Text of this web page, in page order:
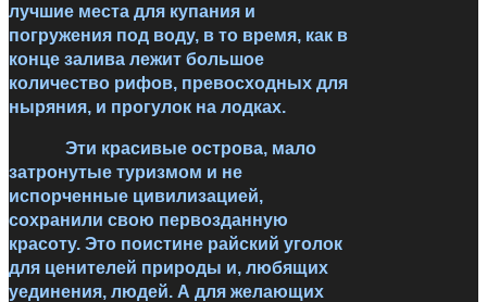
лучшие места для купания и
погружения под воду, в то время, как в
конце залива лежит большое
количество рифов, превосходных для
ныряния, и прогулок на лодках.
Эти красивые острова, мало
затронутые туризмом и не
испорченные цивилизацией,
сохранили свою первозданную
красоту. Это поистине райский уголок
для ценителей природы и, любящих
уединения, людей. А для желающих